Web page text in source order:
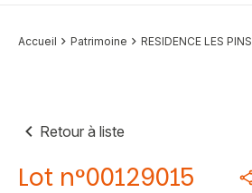
Accueil Patrimoine RESIDENCE LES PINS
Retour à liste
Lot n°00129015